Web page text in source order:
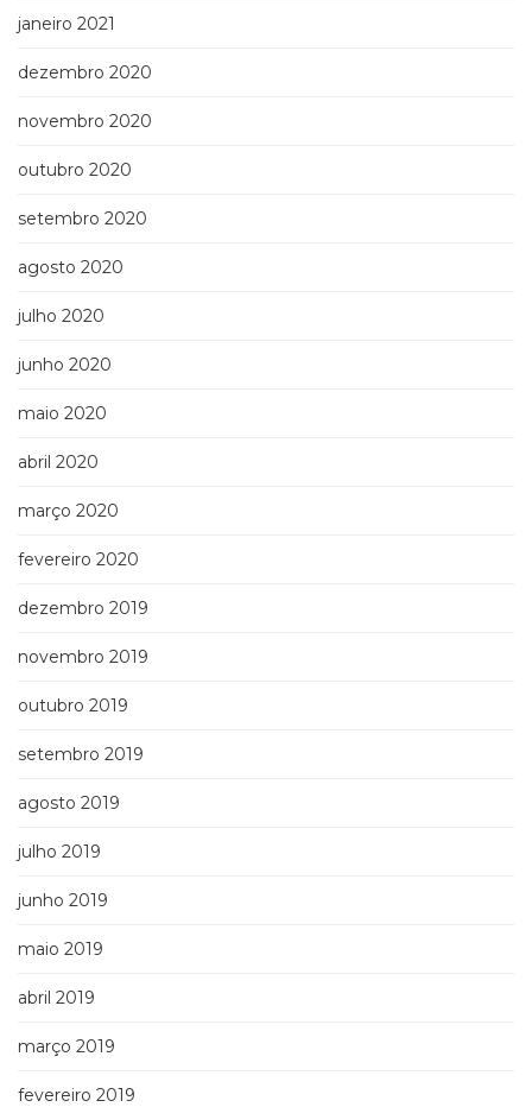
janeiro 2021
dezembro 2020
novembro 2020
outubro 2020
setembro 2020
agosto 2020
julho 2020
junho 2020
maio 2020
abril 2020
março 2020
fevereiro 2020
dezembro 2019
novembro 2019
outubro 2019
setembro 2019
agosto 2019
julho 2019
junho 2019
maio 2019
abril 2019
março 2019
fevereiro 2019